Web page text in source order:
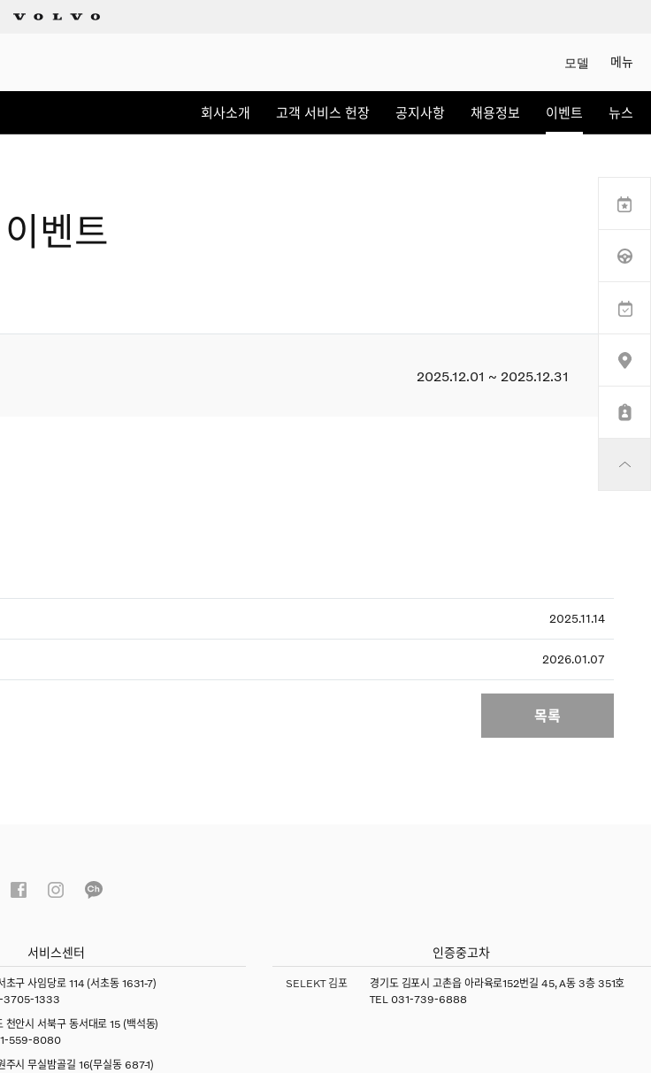
메뉴
모델
이벤트
회사소개 고객 서비스 헌장 공지사항 채용정보 이벤트 뉴스
2025.12.01 ~ 2025.12.31
2025.11.14
2026.01.07
목록
서비스센터
초구 사임당로 114 (서초동 1631-7)
3705-1333
천안시 서북구 동서대로 15 (백석동)
559-8080
주시 무실밤골길 16(무실동 687-1)
인증중고차
SELEKT 김포
경기도 김포시 고촌읍 아라육로152번길 45, A동 3층 351호
TEL 031-739-6888
세일즈 컨설턴트
KOLON AUTOMOTIVE